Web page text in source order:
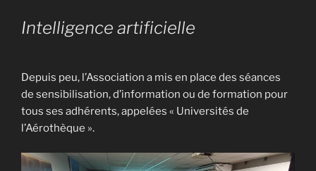
Intelligence artificielle
Depuis peu, l’Association a mis en place des séances
de sensibilisation, d’information ou de formation pour
tous ses adhérents, appelées « Universités de
l’Aérothèque ».